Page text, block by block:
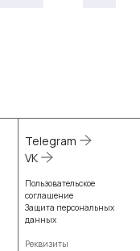
Telegram
VK
Пользовательское
соглашение
Защита персональных
данных
Реквизиты